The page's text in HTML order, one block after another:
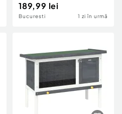
189,99 lei
Bucuresti 1 zi în urmă